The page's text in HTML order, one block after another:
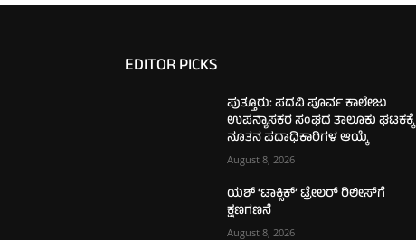
EDITOR PICKS
ಪುತ್ತೂರು: ಪದವಿ ಪೂರ್ವ ಕಾಲೇಜು
ಉಪನ್ಯಾಸಕರ ಸಂಘದ ತಾಲೂಕು ಘಟಕಕ್ಕೆ
ನೂತನ ಪದಾಧಿಕಾರಿಗಳ ಆಯ್ಕೆ
August 8, 2026
ಯಶ್ ‘ಟಾಕ್ಸಿಕ್’ ಟ್ರೇಲರ್ ರಿಲೀಸ್‌ಗೆ
ಕ್ಷಣಗಣನೆ
August 8, 2026